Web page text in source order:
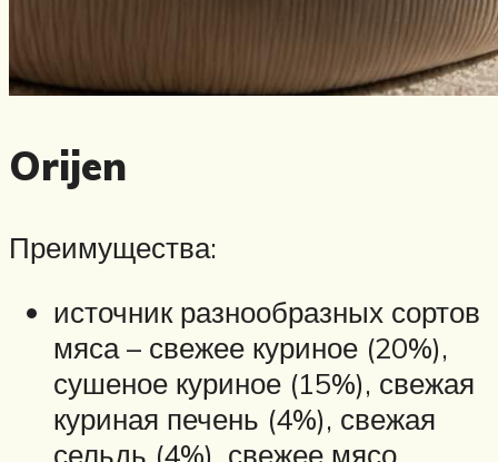
Orijen
Преимущества:
источник разнообразных сортов
мяса – свежее куриное (20%),
сушеное куриное (15%), свежая
куриная печень (4%), свежая
сельдь (4%), свежее мясо